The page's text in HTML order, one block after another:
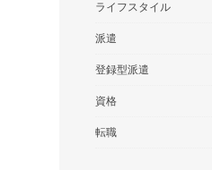
ライフスタイル
派遣
登録型派遣
資格
転職